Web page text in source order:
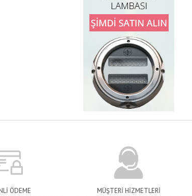
ÖDEME
MÜŞTERİ HİZMETLERİ